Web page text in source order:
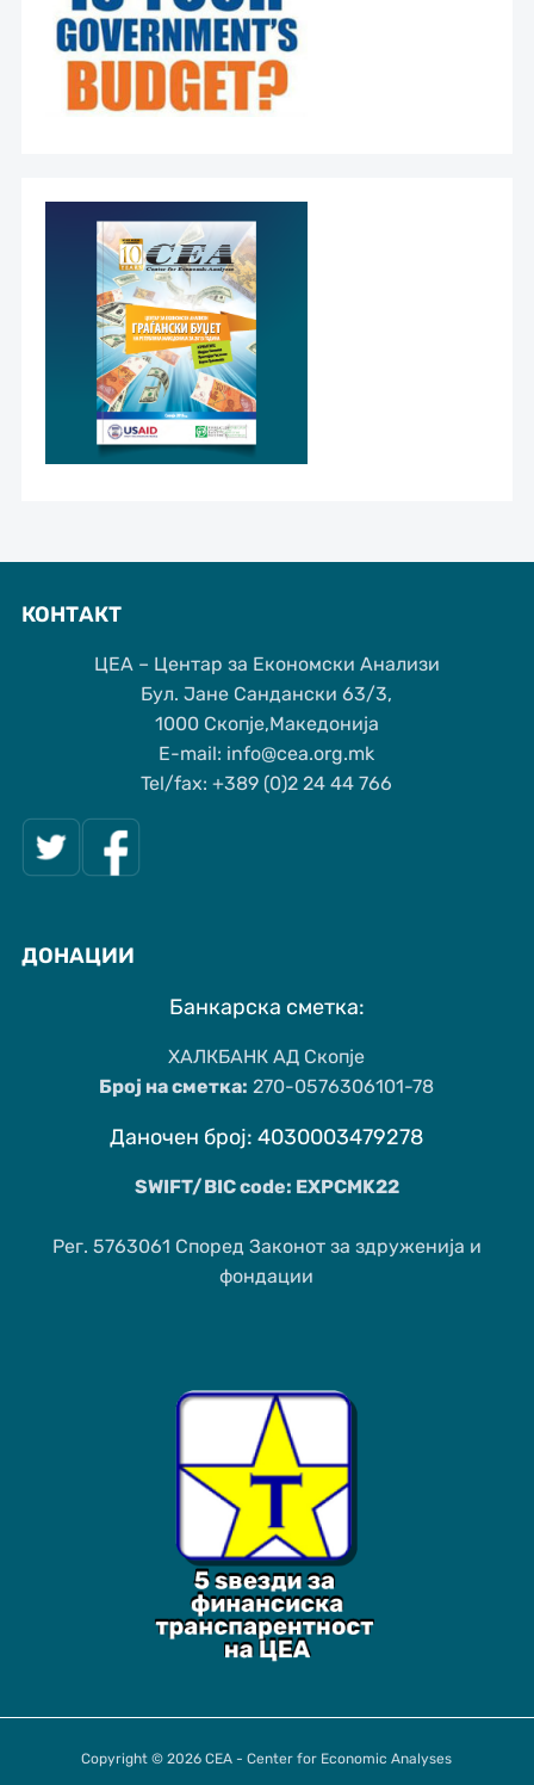
КОНТАКТ
ЦЕА – Центар за Економски Анализи
Бул. Јане Сандански 63/3,
1000 Скопје,Македонија
Е-mail: info@cea.org.mk
Tel/fax: +389 (0)2 24 44 766
ДОНАЦИИ
Банкарска сметка:
ХАЛКБАНК АД Скопје
Број на сметка: 270-0576306101-78
Даночен број: 4030003479278
SWIFT/BIC code: EXPCMK22
Рег. 5763061 Според Законот за здруженија и
фондации
Copyright © 2026 CEA - Center for Economic Analyses